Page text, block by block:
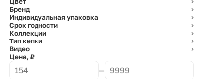
Цвет ⌄
Бренд ⌄
Индивидуальная упаковка ⌄
Срок годности ⌄
Коллекции ⌄
Тип кепки ⌄
Видео ⌄
Цена, ₽
—